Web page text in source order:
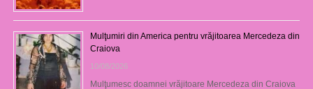
Mulţumiri din America pentru vrăjitoarea Mercedeza din
Craiova
10/08/2026
Mulţumesc doamnei vrăjitoare Mercedeza din Craiova